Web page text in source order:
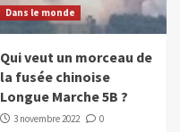
Dans le monde
Qui veut un morceau de
la fusée chinoise
Longue Marche 5B ?
3 novembre 2022 0